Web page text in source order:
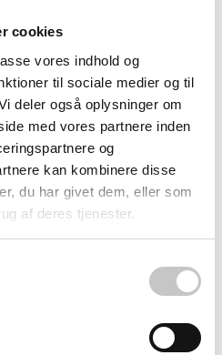
cookies
vores indhold og
til sociale medier og til
deler også oplysninger om
med vores partnere inden
og
kan kombinere disse
du har givet dem, eller som
af deres tjenester.
anvendelse
den effektiv
og på arbejdspladser.
sikrer kompatibilitet med alle
både DIN og kam
med integrerede
samt specialtilbehør
og sikkerhedslåse efter
af direktiv 2000/14/EF
Blue Angel Ecolabel-